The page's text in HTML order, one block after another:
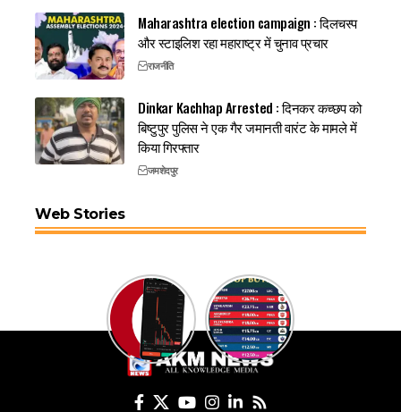
Maharashtra election campaign : दिलचस्प
और स्टाइलिश रहा महाराष्ट्र में चुनाव प्रचार
राजनीति
Dinkar Kachhap Arrested : दिनकर कच्छप को
बिष्टुपुर पुलिस ने एक गैर जमानती वारंट के मामले में
किया गिरफ्तार
जमशेदपुर
Web Stories